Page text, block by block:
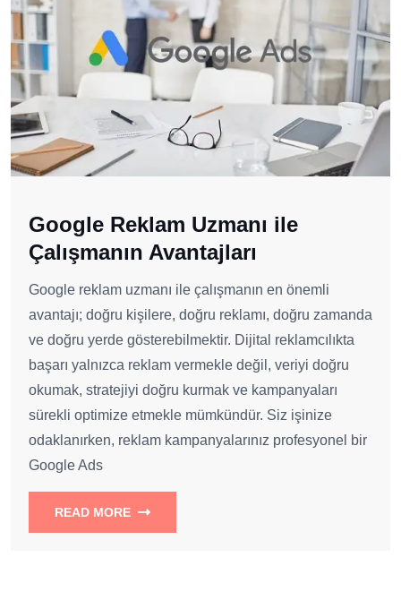
Google Reklam Uzmanı ile
Çalışmanın Avantajları
Google reklam uzmanı ile çalışmanın en önemli
avantajı; doğru kişilere, doğru reklamı, doğru zamanda
ve doğru yerde gösterebilmektir. Dijital reklamcılıkta
başarı yalnızca reklam vermekle değil, veriyi doğru
okumak, stratejiyi doğru kurmak ve kampanyaları
sürekli optimize etmekle mümkündür. Siz işinize
odaklanırken, reklam kampanyalarınız profesyonel bir
Google Ads
READ MORE